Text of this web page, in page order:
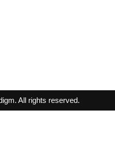
All rights reserved.